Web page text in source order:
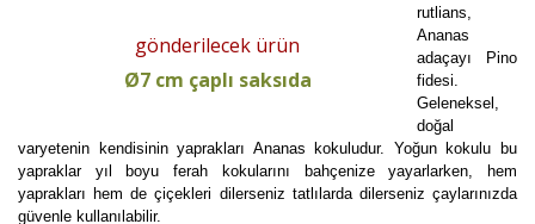
gönderilecek ürün
Ø7 cm çaplı saksıda
rutlians,
Ananas
adaçayı Pino
fidesi.
Geleneksel,
doğal
varyetenin kendisinin yaprakları Ananas kokuludur. Yoğun kokulu bu
yapraklar yıl boyu ferah kokularını bahçenize yayarlarken, hem
yaprakları hem de çiçekleri dilerseniz tatlılarda dilerseniz çaylarınızda
güvenle kullanılabilir.